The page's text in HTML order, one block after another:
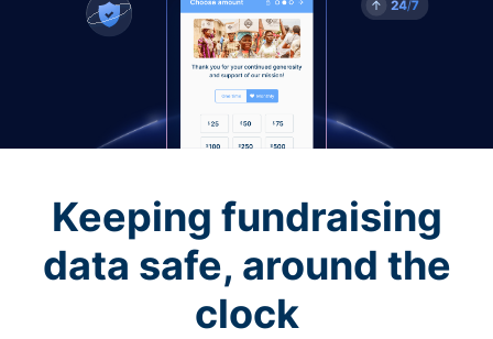
Keeping fundraising
data safe, around the
clock